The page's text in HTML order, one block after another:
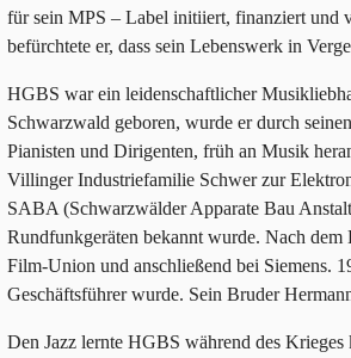
für sein MPS – Label initiiert, finanziert und
befürchtete er, dass sein Lebenswerk in
HGBS war ein leidenschaftlicher
Schwarzwald geboren, wurde er durch
Pianisten und Dirigenten, früh an Musik
Villinger Industriefamilie Schwer zur
SABA (Schwarzwälder Apparate Bau
Rundfunkgeräten bekannt wurde. Nach
Film-Union und anschließend bei Siemens.
Geschäftsführer wurde. Sein Bruder
Den Jazz lernte HGBS während des